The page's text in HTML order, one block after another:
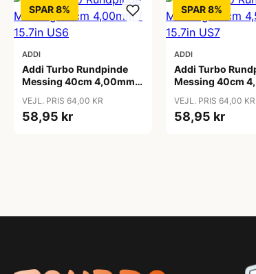
SPAR 8%
ADDI
Addi Turbo Rundpinde
Messing 40cm 4,00mm /
VEJL. PRIS 64,00 KR
58,95 kr
SPAR 8%
ADDI
Addi Turbo
Messing 40cm
VEJL. PRIS 64,00 KR
58,95 kr